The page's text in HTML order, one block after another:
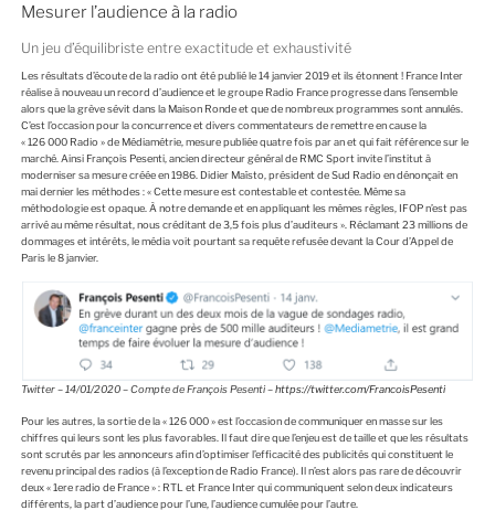
U
B
I
É
E
Mesurer l’audience à la radio
Un jeu d’équilibriste entre exactitude et exhaustivité
Les résultats d’écoute de la radio ont été publié le 14 janvier 2019 et ils étonnent ! France Inter
réalise à nouveau un record d’audience et le groupe Radio France progresse dans l’ensemble
alors que la grève sévit dans la Maison Ronde et que de nombreux programmes sont annulés.
C’est l’occasion pour la concurrence et divers commentateurs de remettre en cause la
« 126 000 Radio » de Médiamétrie, mesure publiée quatre fois par an et qui fait référence sur le
marché. Ainsi François Pesenti, ancien directeur général de RMC Sport invite l’institut à
moderniser sa mesure créée en 1986. Didier Maïsto, président de Sud Radio en dénonçait en
mai dernier les méthodes : « Cette mesure est contestable et contestée. Même sa
méthodologie est opaque. À notre demande et en appliquant les mêmes règles, IFOP n’est pas
arrivé au même résultat, nous créditant de 3,5 fois plus d’auditeurs ». Réclamant 23 millions de
dommages et intérêts, le média voit pourtant sa requête refusée devant la Cour d’Appel de
Paris le 8 janvier.
Twitter – 14/01/2020 – Compte de François Pesenti –https://twitter.com/FrancoisPesenti
Pour les autres, la sortie de la « 126 000 » est l’occasion de communiquer en masse sur les
chiffres qui leurs sont les plus favorables. Il faut dire que l’enjeu est de taille et que les résultats
sont scrutés par les annonceurs afin d’optimiser l’efficacité des publicités qui constituent le
revenu principal des radios (à l’exception de Radio France). Il n’est alors pas rare de découvrir
deux « 1ere radio de France » : RTL et France Inter qui communiquent selon deux indicateurs
différents, la part d’audience pour l’une, l’audience cumulée pour l’autre.